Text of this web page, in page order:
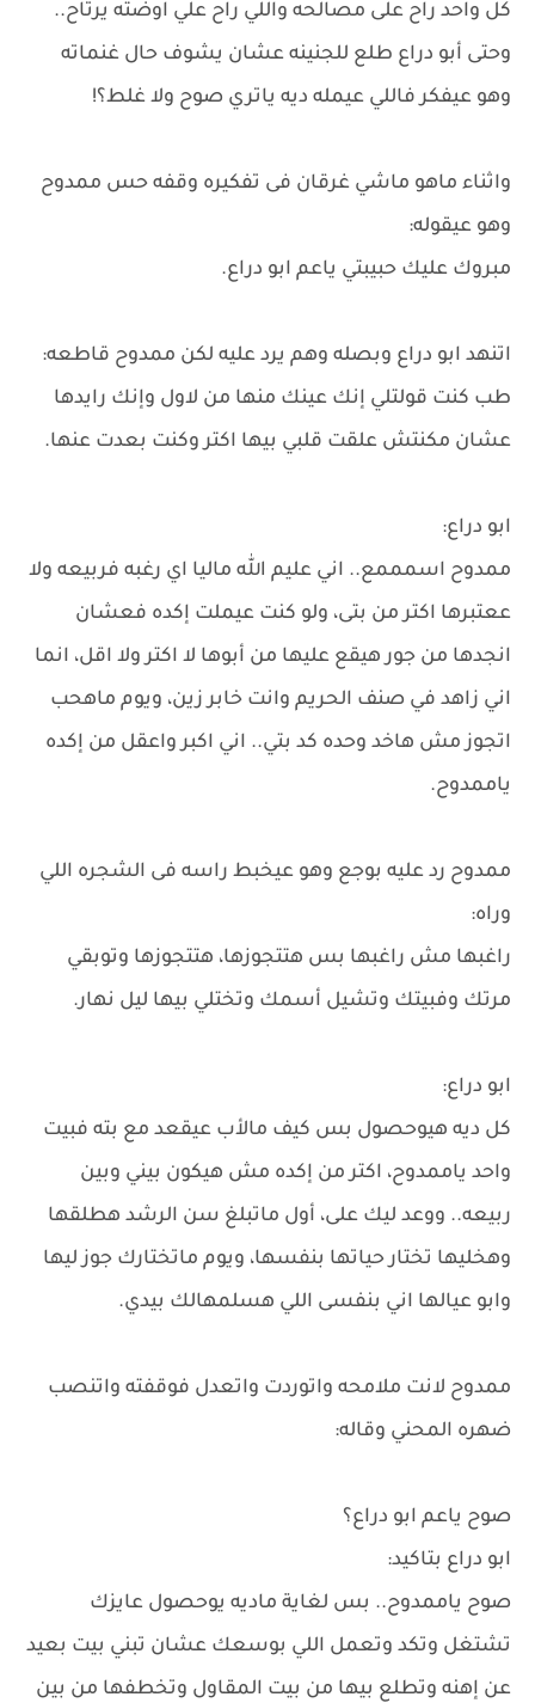
كل واحد راح على مصالحه واللي راح علي اوضته يرتاح..
وحتى أبو دراع طلع للجنينه عشان يشوف حال غنماته
وهو عيفكر فاللي عيمله ديه ياتري صوح ولا غلط؟!
واثناء ماهو ماشي غرقان فى تفكيره وقفه حس ممدوح
وهو عيقوله:
مبروك عليك حبيبتي ياعم ابو دراع.
اتنهد ابو دراع وبصله وهم يرد عليه لكن ممدوح قاطعه:
طب كنت قولتلي إنك عينك منها من لاول وإنك رايدها
عشان مكنتش علقت قلبي بيها اكتر وكنت بعدت عنها.
ابو دراع:
ممدوح اسمممع.. اني عليم الله ماليا اي رغبه فربيعه ولا
ععتبرها اكتر من بتى، ولو كنت عيملت إكده فعشان
انجدها من جور هيقع عليها من أبوها لا اكتر ولا اقل، انما
اني زاهد في صنف الحريم وانت خابر زين، ويوم ماهحب
اتجوز مش هاخد وحده كد بتي.. اني اكبر واعقل من إكده
ياممدوح.
ممدوح رد عليه بوجع وهو عيخبط راسه فى الشجره اللي
وراه:
راغبها مش راغبها بس هتتجوزها، هتتجوزها وتوبقي
مرتك وفبيتك وتشيل أسمك وتختلي بيها ليل نهار.
ابو دراع:
كل ديه هيوحصول بس كيف مالأب عيقعد مع بته فبيت
واحد ياممدوح، اكتر من إكده مش هيكون بيني وبين
ربيعه.. ووعد ليك على، أول ماتبلغ سن الرشد هطلقها
وهخليها تختار حياتها بنفسها، ويوم ماتختارك جوز ليها
وابو عيالها اني بنفسى اللي هسلمهالك بيدي.
ممدوح لانت ملامحه واتوردت واتعدل فوقفته واتنصب
ضهره المحني وقاله:
صوح ياعم ابو دراع؟
ابو دراع بتاكيد:
صوح ياممدوح.. بس لغاية ماديه يوحصول عايزك
تشتغل وتكد وتعمل اللي بوسعك عشان تبني بيت بعيد
عن إهنه وتطلع بيها من بيت المقاول وتخطفها من بين